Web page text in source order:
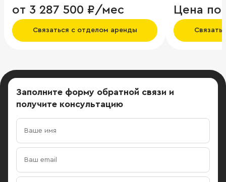
от 3 287 500 ₽/мес
Связаться с отделом аренды
Цена по
Заполните форму обратной связи и
получите консультацию